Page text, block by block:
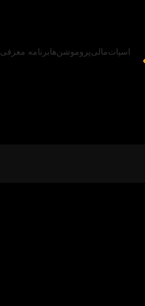
اسپاتمالیپروموشن‌هابرنامه معرفی